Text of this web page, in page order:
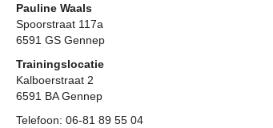
Pauline Waals
Spoorstraat 117a
6591 GS Gennep
Trainingslocatie
Kalboerstraat 2
6591 BA Gennep
Telefoon: 06-81 89 55 04